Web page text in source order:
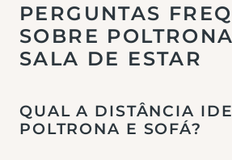
PERGUNTAS
SOBRE
SALA DE ESTAR
QUAL A DISTÂNCIA
POLTRONA E SOFÁ?